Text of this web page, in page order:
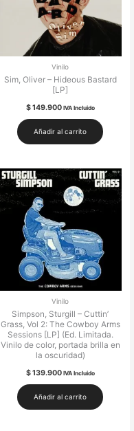
Vinilo
Sim, Oliver – Hideous Bastard
[LP]
$149.900 IVA Incluido
Añadir al carrito
Vinilo
Simpson, Sturgill – Cuttin’
Grass, Vol 2: The Cowboy Arms
Sessions [LP] (Ed. Limitada.
Vinilo de color, portada brilla en
la oscuridad)
$139.900 IVA Incluido
Añadir al carrito